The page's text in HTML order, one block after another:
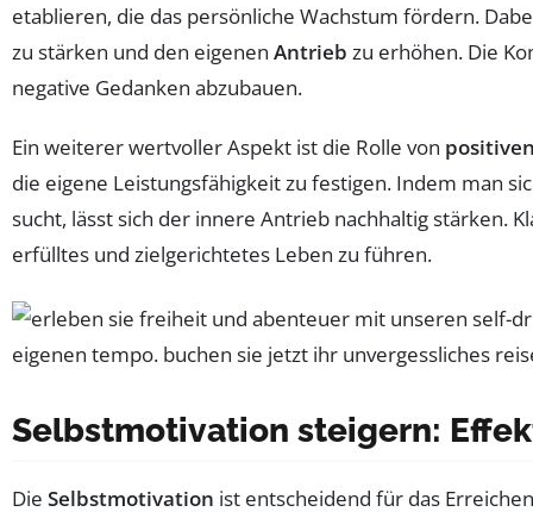
etablieren, die das persönliche Wachstum fördern.
zu stärken und den eigenen Antrieb zu erhöhen. Die
negative Gedanken abzubauen.
Ein weiterer wertvoller Aspekt ist die Rolle von
die eigene Leistungsfähigkeit zu festigen. Indem man
sucht, lässt sich der innere Antrieb nachhaltig stärken.
erfülltes und zielgerichtetes Leben zu führen.
Selbstmotivation steigern:
Die Selbstmotivation ist entscheidend für das